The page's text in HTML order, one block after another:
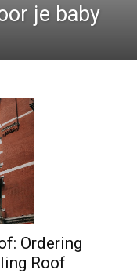
je baby
Ordering
Roof